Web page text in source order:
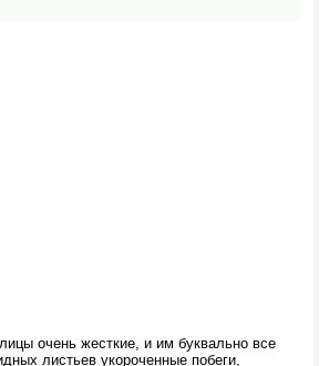
очень жесткие, и им буквально все
листьев укороченные побеги,